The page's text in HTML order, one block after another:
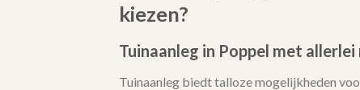
kiezen?
Tuinaanleg in Poppel met
Tuinaanleg biedt talloze mogelijkheden